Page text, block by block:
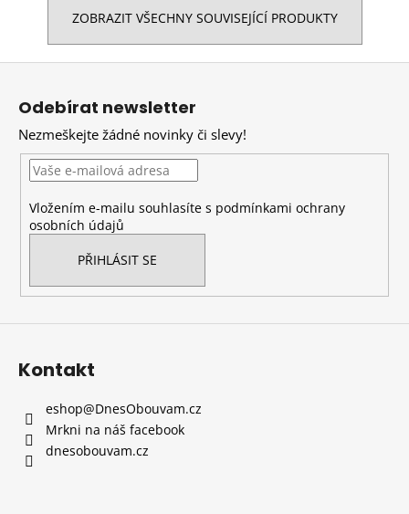
ZOBRAZIT VŠECHNY SOUVISEJÍCÍ PRODUKTY
Z
Odebírat newsletter
Nezmeškejte žádné novinky či slevy!
Vložením e-mailu souhlasíte s podmínkami ochrany
osobních údajů
PŘIHLÁSIT SE
Kontakt
eshop@DnesObouvam.cz
Mrkni na náš facebook
dnesobouvam.cz